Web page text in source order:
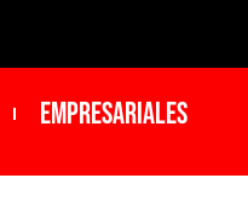
Empresariales